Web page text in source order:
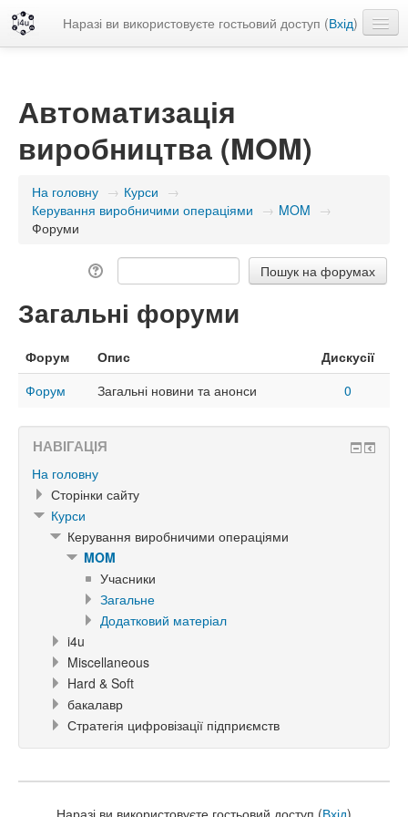
Наразі ви використовуєте гостьовий доступ (Вхід)
Автоматизація
виробництва (MOM)
На головну → Курси →
Керування виробничими операціями → MOM →
Форуми
Загальні форуми
Форум Опис
Дискусії
Форум
Загальні новини та анонси 0
НАВІГАЦІЯ
На головну
Сторінки сайту
Курси
Керування виробничими операціями
MOM
Учасники
Загальне
Додатковий матеріал
i4u
Miscellaneous
Hard & Soft
бакалавр
Стратегія цифровізації підприємств
Наразі ви використовуєте гостьовий доступ (Вхід)